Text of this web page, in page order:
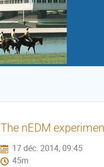
The nEDM
17 déc. 2014, 09:45
45m